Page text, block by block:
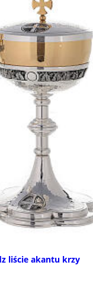
liście akantu krzy